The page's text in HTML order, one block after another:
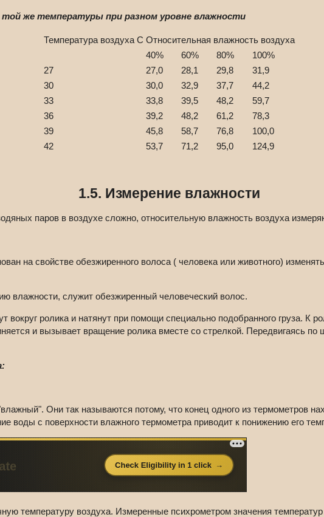
же температуры при разном уровне влажности
Температура воздуха С Относительная влажность воздуха
40%
60% 80%
100%
27
27,0 28,1 29,8
31,9
30
30,0 32,9 37,7
44,2
33
33,8 39,5 48,2
59,7
36
39,2 48,2 61,2
78,3
39
45,8 58,7 76,8
100,0
42
53,7 71,2 95,0 124,9
1.5. Измерение влажности
паров в воздухе сложно, относительную влажность воздуха
на свойстве обезжиренного волоса ( человека или животного)
влажности, служит обезжиренный человеческий волос.
вокруг ролика и натянут при помощи специально подобранного груза. К
и вызывает вращение ролика вместе со стрелкой. Передвигаясь по
Они так называются потому, что конец одного из термометров
воды с поверхности влажного термометра приводит к понижению его
температуру воздуха. Измеренные психрометром значения